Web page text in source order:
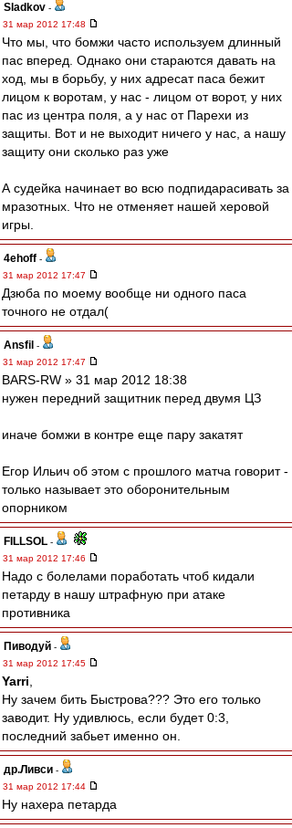
Sladkov -
31 мар 2012 17:48
Что мы, что бомжи часто используем длинный
пас вперед. Однако они стараются давать на
ход, мы в борьбу, у них адресат паса бежит
лицом к воротам, у нас - лицом от ворот, у них
пас из центра поля, а у нас от Парехи из
защиты. Вот и не выходит ничего у нас, а нашу
защиту они сколько раз уже
А судейка начинает во всю подпидарасивать за
мразотных. Что не отменяет нашей херовой
игры.
4ehoff -
31 мар 2012 17:47
Дзюба по моему вообще ни одного паса
точного не отдал(
Ansfil -
31 мар 2012 17:47
BARS-RW » 31 мар 2012 18:38
нужен передний защитник перед двумя ЦЗ
иначе бомжи в контре еще пару закатят
Егор Ильич об этом с прошлого матча говорит -
только называет это оборонительным
опорником
FILLSOL -
31 мар 2012 17:46
Надо с болелами поработать чтоб кидали
петарду в нашу штрафную при атаке
противника
Пиводуй -
31 мар 2012 17:45
Yarri
Ну зачем бить Быстрова??? Это его только
заводит. Ну удивлюсь, если будет 0:3,
последний забьет именно он.
др.Ливси -
31 мар 2012 17:44
Ну нахера петарда